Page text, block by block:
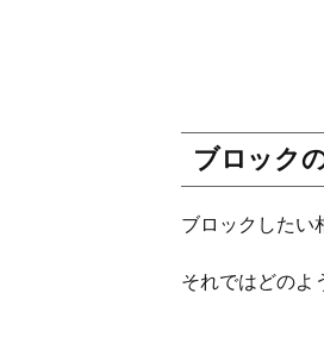
ブロック
ブロックしたい
それではどのよ